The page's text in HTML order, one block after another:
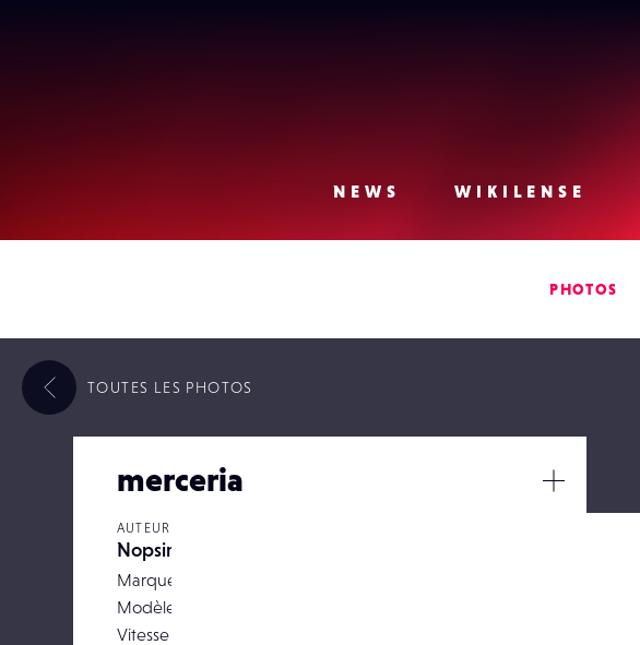
NEWS
WIKILENSE
PHOTOS
merceria
AUTEUR
Nopsir
Marque
Modèle
Vitesse d’obturation
/
TOUTES LES PHOTOS